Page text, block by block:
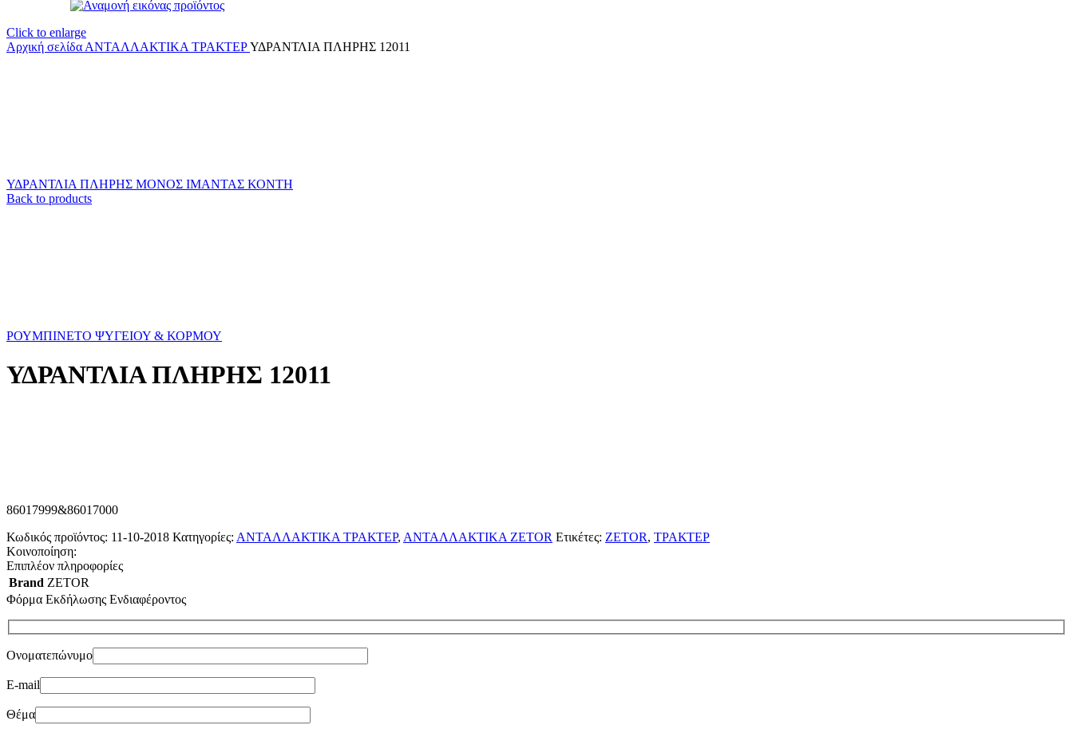
Click to enlarge
Αρχική σελίδα ΑΝΤΑΛΛΑΚΤΙΚΑ ΤΡΑΚΤΕΡΥΔΡΑΝΤΛΙΑ ΠΛΗΡΗΣ 12011
ΥΔΡΑΝΤΛΙΑ ΠΛΗΡΗΣ ΜΟΝΟΣ ΙΜΑΝΤΑΣ ΚΟΝΤΗ
Back to products
ΡΟΥΜΠΙΝΕΤΟ ΨΥΓΕΙΟΥ & ΚΟΡΜΟΥ
ΥΔΡΑΝΤΛΙΑ ΠΛΗΡΗΣ 12011
86017999&86017000
Κωδικός προϊόντος: 11-10-2018 Κατηγορίες: ΑΝΤΑΛΛΑΚΤΙΚΑ ΤΡΑΚΤΕΡ, ΑΝΤΑΛΛΑΚΤΙΚΑ ZETOR Ετικέτες: ZETOR, ΤΡΑΚΤΕΡ
Κοινοποίηση:
Επιπλέον πληροφορίες
Brand ZETOR
Φόρμα Εκδήλωσης Ενδιαφέροντος
Ονοματεπώνυμο
E-mail
Θέμα